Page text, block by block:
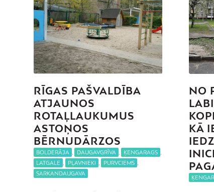
RĪGAS PAŠVALDĪBA
ATJAUNOS
ROTAĻLAUKUMUS
ASTOŅOS
BĒRNUDĀRZOS
BOLDERĀJA DAUGAVGRĪVA ĶENGARAGS
LATGALE
PĻAVNIEKI PURVCIEMS
SARKANDAUGAVA
NO
KĀ